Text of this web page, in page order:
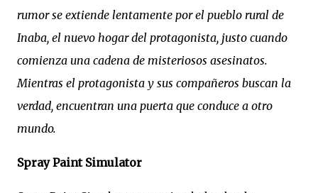
rumor se extiende lentamente por el pueblo rural de
Inaba, el nuevo hogar del protagonista, justo cuando
comienza una cadena de misteriosos asesinatos.
Mientras el protagonista y sus compañeros buscan la
verdad, encuentran una puerta que conduce a otro
mundo.
Spray Paint Simulator